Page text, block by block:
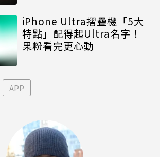
iPhone Ultra摺疊機「5大
特點」配得起Ultra名字！
果粉看完更心動
APP